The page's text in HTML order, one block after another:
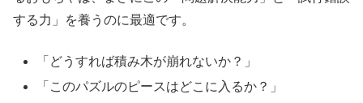
する力」を養うのに最適です。
「どうすれば積み木が崩れないか？」
「このパズルのピースはどこに入るか？」